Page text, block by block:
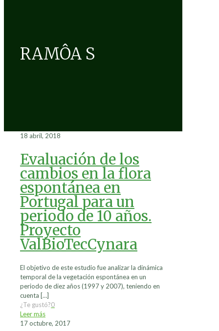
RAMÔA S
18 abril, 2018
Evaluación de los
cambios en la flora
espontánea en
Portugal para un
periodo de 10 años.
Proyecto
ValBioTecCynara
El objetivo de este estudio fue analizar la dinámica
temporal de la vegetación espontánea en un
periodo de diez años (1997 y 2007), teniendo en
cuenta […]
¿Te gustó?0
Leer más
17 octubre, 2017